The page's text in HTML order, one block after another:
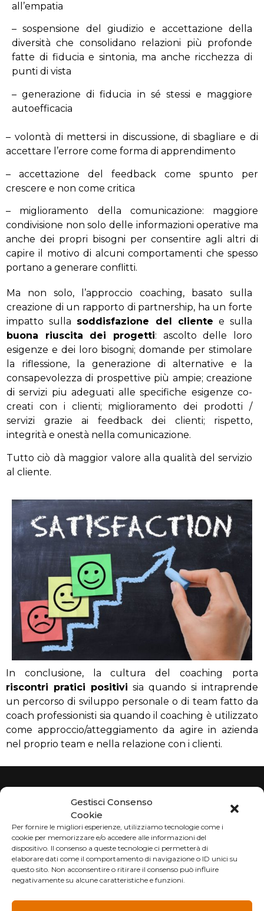
Gestisci Consenso
Cookie
Per fornire le migliori esperienze, utilizziamo tecnologie come i
cookie per memorizzare e/o accedere alle informazioni del
dispositivo. Il consenso a queste tecnologie ci permetterà di
elaborare dati come il comportamento di navigazione o ID unici su
questo sito. Non acconsentire o ritirare il consenso può influire
negativamente su alcune caratteristiche e funzioni.
all’empatia
– sospensione del giudizio e accettazione della
diversità che consolidano relazioni più profonde
fatte di fiducia e sintonia, ma anche ricchezza di
punti di vista
– generazione di fiducia in sé stessi e maggiore
autoefficacia
– volontà di mettersi in discussione, di sbagliare e di
accettare l’errore come forma di apprendimento
– accettazione del feedback come spunto per
crescere e non come critica
– miglioramento della comunicazione: maggiore
condivisione non solo delle informazioni operative ma
anche dei propri bisogni per consentire agli altri di
capire il motivo di alcuni comportamenti che spesso
portano a generare conflitti.
Ma non solo, l’approccio coaching, basato sulla
creazione di un rapporto di partnership, ha un forte
impatto sulla soddisfazione del cliente e sulla
buona riuscita dei progetti: ascolto delle loro
esigenze e dei loro bisogni; domande per stimolare
la riflessione, la generazione di alternative e la
consapevolezza di prospettive più ampie; creazione
di servizi piu adeguati alle specifiche esigenze co-
creati con i clienti; miglioramento dei prodotti /
servizi grazie ai feedback dei clienti; rispetto,
integrità e onestà nella comunicazione.
Tutto ciò dà maggior valore alla qualità del servizio
al cliente.
In conclusione, la cultura del coaching porta
riscontri pratici positivi sia quando si intraprende
un percorso di sviluppo personale o di team fatto da
coach professionisti sia quando il coaching è utilizzato
come approccio/atteggiamento da agire in azienda
nel proprio team e nella relazione con i clienti.
Via G. Castiglioni, 1
21052 Busto Arsizio (VA)
info@evolvesolutions.eu